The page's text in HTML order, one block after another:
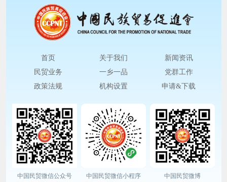
首页 关于我们
新闻资讯
民贸业务
一乡一品
党群工作
政策法规
机构设置 申请&下载
中国民贸微信公众号 中国民贸微信小程序 中国民贸微博